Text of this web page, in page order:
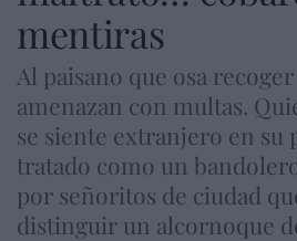
mentiras
Al paisano que osa
amenazan con multas.
se siente extranjero en su
tratado como un
por señoritos de ciudad
distinguir un alcornoque